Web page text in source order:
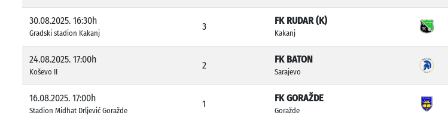
30.08.2025. 16:30h
Gradski stadion Kakanj
3
FK RUDAR (K)
Kakanj
24.08.2025. 17:00h
Koševo II
2
FK BATON
Sarajevo
16.08.2025. 17:00h
Stadion Midhat Drljević Goražde
1
FK GORAŽDE
Goražde